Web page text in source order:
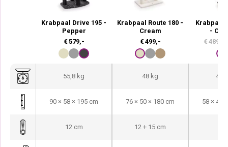
Krabpaal Drive 195 -
Pepper
€579,-
Krabpaal Route 180 -
Cream
€499,-
Krabpaal
- Off
€489,-
55,8 kg 48 kg
90 × 58 × 195 cm 76 × 50 × 180 cm 58 × 48
12 cm 12 + 15 cm